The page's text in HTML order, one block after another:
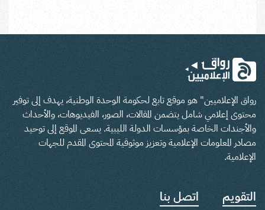
رواق الإعلاميين" هو موقع تابع لحكومة الوحدة الوطنية، يهدف إلى توفير
محتوى إعلامي شامل يتضمن المقالات، الصور، الفيديوهات، والأحداث
والأجندات الخاصة بمؤسسات الدولة الليبية. يسعى الموقع إلى توحيد
مصادر المعلومات الإعلامية وتعزيز موثوقية المحتوى المقدم للجهات
الإعلامية.
التقويم اتصل بنا